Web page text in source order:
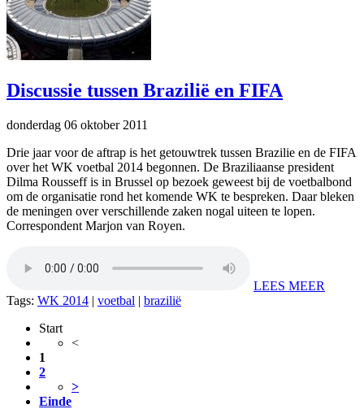
Discussie tussen Brazilië en FIFA
donderdag 06 oktober 2011
Drie jaar voor de aftrap is het getouwtrek tussen Brazilie en de FIFA
over het WK voetbal 2014 begonnen. De Braziliaanse president
Dilma Rousseff is in Brussel op bezoek geweest bij de voetbalbond
om de organisatie rond het komende WK te bespreken. Daar bleken
de meningen over verschillende zaken nogal uiteen te lopen.
Correspondent Marjon van Royen.
LEES MEER
Tags: WK 2014 | voetbal | brazilië
Start
<
1
2
>
Einde